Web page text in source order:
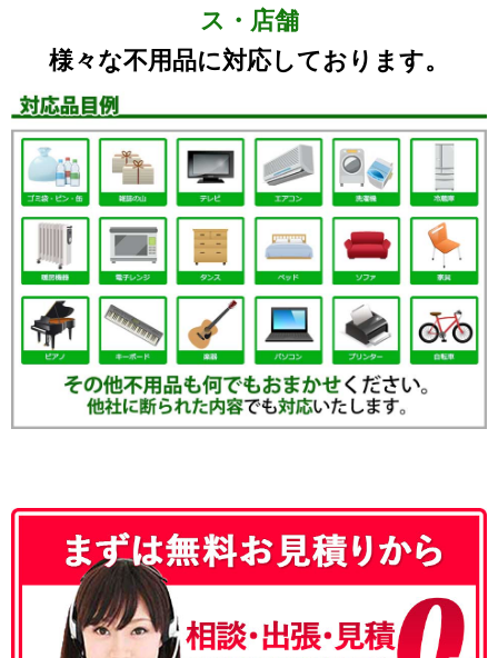
ス・店舗
様々な不用品に対応しております。